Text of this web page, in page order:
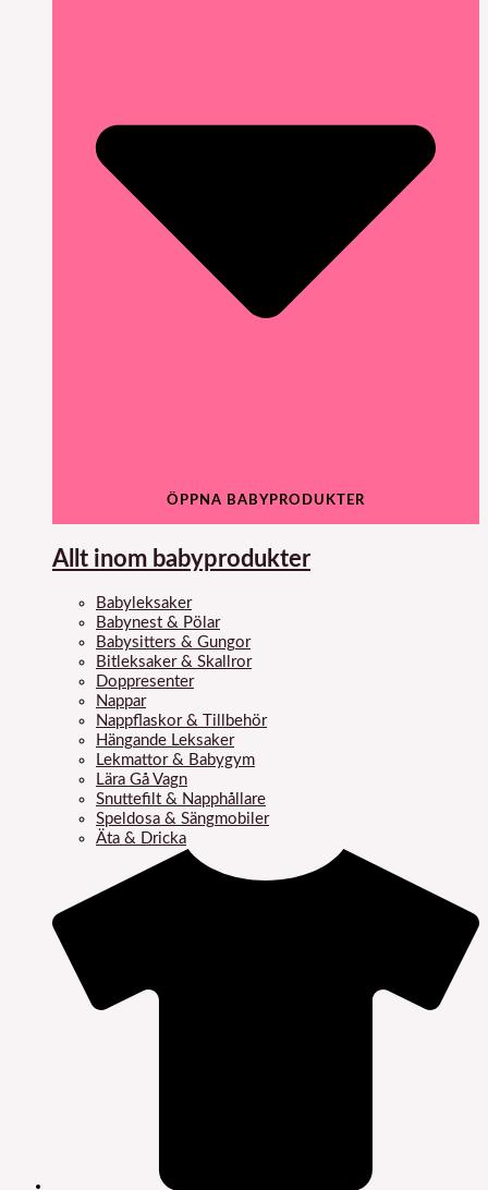
ÖPPNA BABYPRODUKTER
Allt inom babyprodukter
Babyleksaker
Babynest & Pölar
Babysitters & Gungor
Bitleksaker & Skallror
Doppresenter
Nappar
Nappflaskor & Tillbehör
Hängande Leksaker
Lekmattor & Babygym
Lära Gå Vagn
Snuttefilt & Napphållare
Speldosa & Sängmobiler
Äta & Dricka